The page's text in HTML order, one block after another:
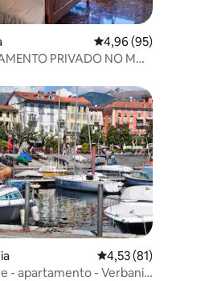
de 5, 44 avaliações
4,96 de uma
4,96 (95)
PRIVADO NO MAR
4,53 de uma
4,53 (81)
- apartamento - Verbania